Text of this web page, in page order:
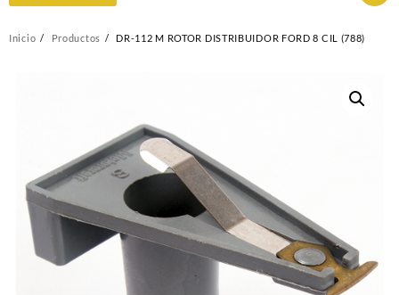
Inicio Productos DR-112 M ROTOR DISTRIBUIDOR FORD 8 CIL (788)